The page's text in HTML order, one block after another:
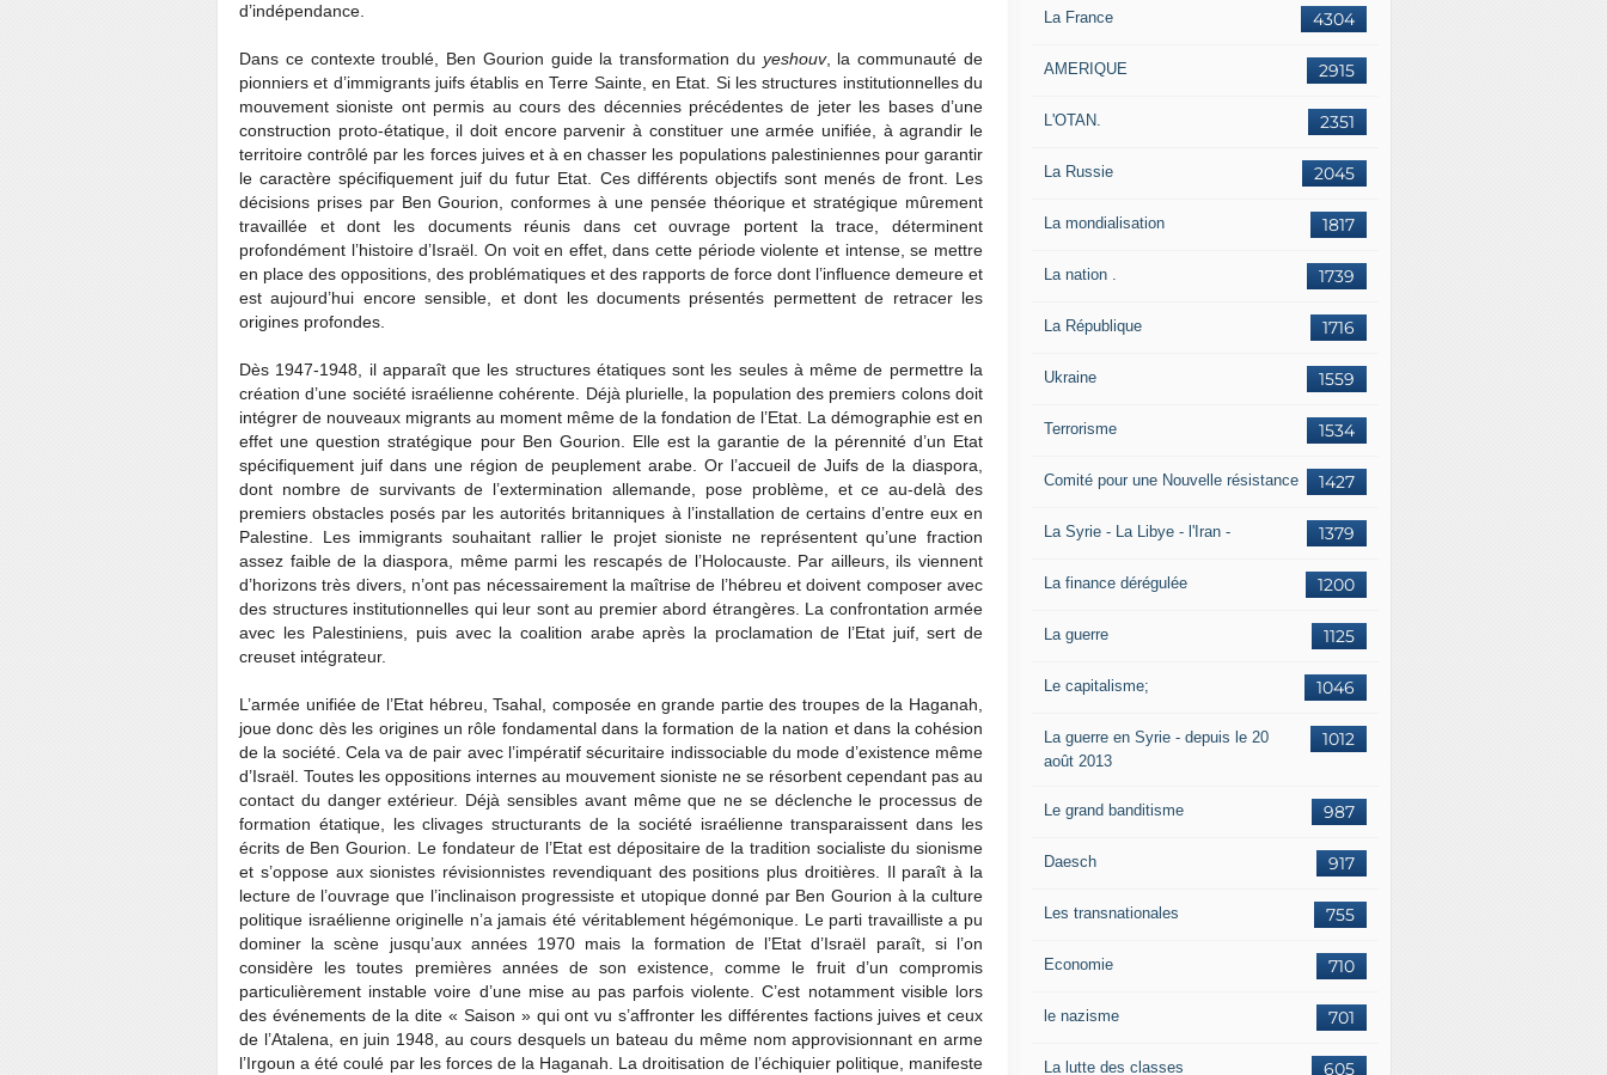
d’indépendance.
Dans ce contexte troublé, Ben Gourion guide la transformation du yeshouv, la communauté de
pionniers et d’immigrants juifs établis en Terre Sainte, en Etat. Si les structures institutionnelles du
mouvement sioniste ont permis au cours des décennies précédentes de jeter les bases d’une
construction proto-étatique, il doit encore parvenir à constituer une armée unifiée, à agrandir le
territoire contrôlé par les forces juives et à en chasser les populations palestiniennes pour garantir
le caractère spécifiquement juif du futur Etat. Ces différents objectifs sont menés de front. Les
décisions prises par Ben Gourion, conformes à une pensée théorique et stratégique mûrement
travaillée et dont les documents réunis dans cet ouvrage portent la trace, déterminent
profondément l’histoire d’Israël. On voit en effet, dans cette période violente et intense, se mettre
en place des oppositions, des problématiques et des rapports de force dont l’influence demeure et
est aujourd’hui encore sensible, et dont les documents présentés permettent de retracer les
origines profondes.
Dès 1947-1948, il apparaît que les structures étatiques sont les seules à même de permettre la
création d’une société israélienne cohérente. Déjà plurielle, la population des premiers colons doit
intégrer de nouveaux migrants au moment même de la fondation de l’Etat. La démographie est en
effet une question stratégique pour Ben Gourion. Elle est la garantie de la pérennité d’un Etat
spécifiquement juif dans une région de peuplement arabe. Or l’accueil de Juifs de la diaspora,
dont nombre de survivants de l’extermination allemande, pose problème, et ce au-delà des
premiers obstacles posés par les autorités britanniques à l’installation de certains d’entre eux en
Palestine. Les immigrants souhaitant rallier le projet sioniste ne représentent qu’une fraction
assez faible de la diaspora, même parmi les rescapés de l’Holocauste. Par ailleurs, ils viennent
d’horizons très divers, n’ont pas nécessairement la maîtrise de l’hébreu et doivent composer avec
des structures institutionnelles qui leur sont au premier abord étrangères. La confrontation armée
avec les Palestiniens, puis avec la coalition arabe après la proclamation de l’Etat juif, sert de
creuset intégrateur.
L’armée unifiée de l’Etat hébreu, Tsahal, composée en grande partie des troupes de la Haganah,
joue donc dès les origines un rôle fondamental dans la formation de la nation et dans la cohésion
de la société. Cela va de pair avec l’impératif sécuritaire indissociable du mode d’existence même
d’Israël. Toutes les oppositions internes au mouvement sioniste ne se résorbent cependant pas au
contact du danger extérieur. Déjà sensibles avant même que ne se déclenche le processus de
formation étatique, les clivages structurants de la société israélienne transparaissent dans les
écrits de Ben Gourion. Le fondateur de l’Etat est dépositaire de la tradition socialiste du sionisme
et s’oppose aux sionistes révisionnistes revendiquant des positions plus droitières. Il paraît à la
lecture de l’ouvrage que l’inclinaison progressiste et utopique donné par Ben Gourion à la culture
politique israélienne originelle n’a jamais été véritablement hégémonique. Le parti travailliste a pu
dominer la scène jusqu’aux années 1970 mais la formation de l’Etat d’Israël paraît, si l’on
considère les toutes premières années de son existence, comme le fruit d’un compromis
particulièrement instable voire d’une mise au pas parfois violente. C’est notamment visible lors
des événements de la dite « Saison » qui ont vu s’affronter les différentes factions juives et ceux
de l’Atalena, en juin 1948, au cours desquels un bateau du même nom approvisionnant en arme
l’Irgoun a été coulé par les forces de la Haganah. La droitisation de l’échiquier politique, manifeste
4304
La France
2915
AMERIQUE
2351
L'OTAN.
2045
La Russie
1817
La mondialisation
1739
La nation .
1716
La République
1559
Ukraine
1534
Terrorisme
1427
Comité pour une Nouvelle résistance
1379
La Syrie - La Libye - l'Iran -
1200
La finance dérégulée
1125
La guerre
1046
Le capitalisme;
1012
La guerre en Syrie - depuis le 20
août 2013
987
Le grand banditisme
917
Daesch
755
Les transnationales
710
Economie
701
le nazisme
605
La lutte des classes